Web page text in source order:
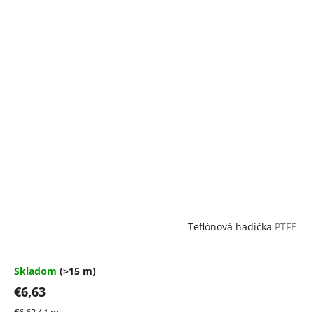
Teflónová hadička PTFE
Skladom (>15 m)
€6,63